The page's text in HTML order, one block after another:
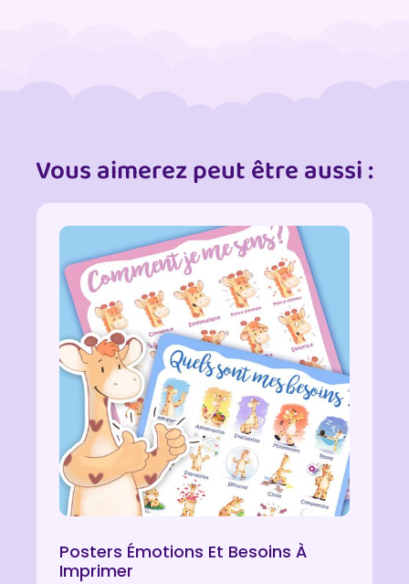
Vous aimerez peut être aussi :
Posters Émotions Et Besoins À
Imprimer